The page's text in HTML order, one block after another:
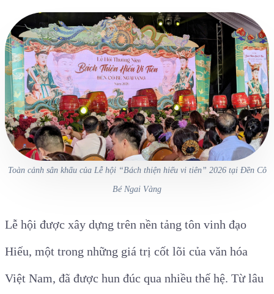
Toàn cảnh sân khấu của Lễ hội “Bách thiện hiếu vi tiên” 2026 tại Đền Cô
Bé Ngai Vàng
Lễ hội được xây dựng trên nền tảng tôn vinh đạo
Hiếu, một trong những giá trị cốt lõi của văn hóa
Việt Nam, đã được hun đúc qua nhiều thế hệ. Từ lâu